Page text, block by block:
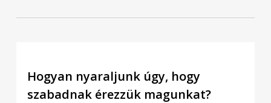
Hogyan nyaraljunk úgy, hogy
szabadnak érezzük magunkat?